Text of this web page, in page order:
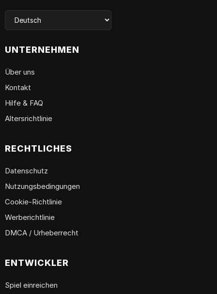
UNTERNEHMEN
Über uns
Kontakt
Hilfe & FAQ
Altersrichtlinie
RECHTLICHES
Datenschutz
Nutzungsbedingungen
Cookie-Richtlinie
Werberichtlinie
DMCA / Urheberrecht
ENTWICKLER
Spiel einreichen